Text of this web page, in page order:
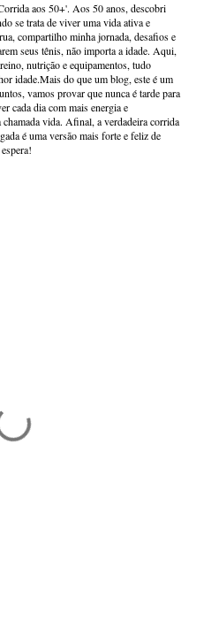
aos 50+'. Aos 50 anos, descobri
se trata de viver uma vida ativa e
compartilho minha jornada, desafios e
seus tênis, não importa a idade. Aqui,
nutrição e equipamentos, tudo
idade.Mais do que um blog, este é um
vamos provar que nunca é tarde para
cada dia com mais energia e
chamada vida. Afinal, a verdadeira corrida
é uma versão mais forte e feliz de